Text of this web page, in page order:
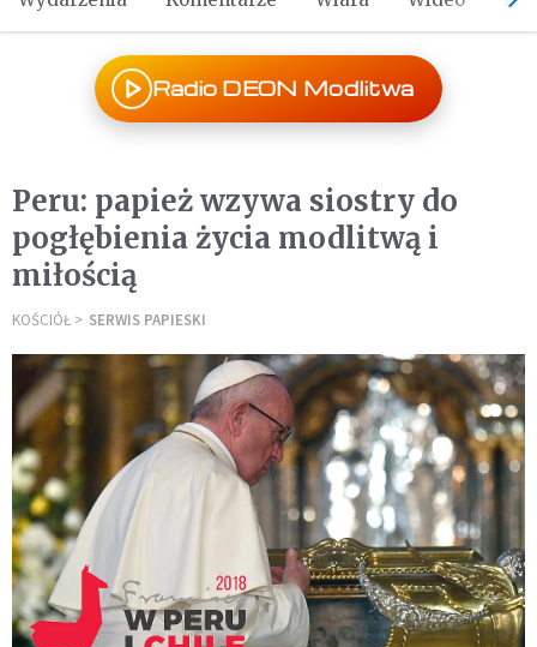
Radio DEON Modlitwa
Peru: papież wzywa siostry do
pogłębienia życia modlitwą i
miłością
KOŚCIÓŁ SERWIS PAPIESKI